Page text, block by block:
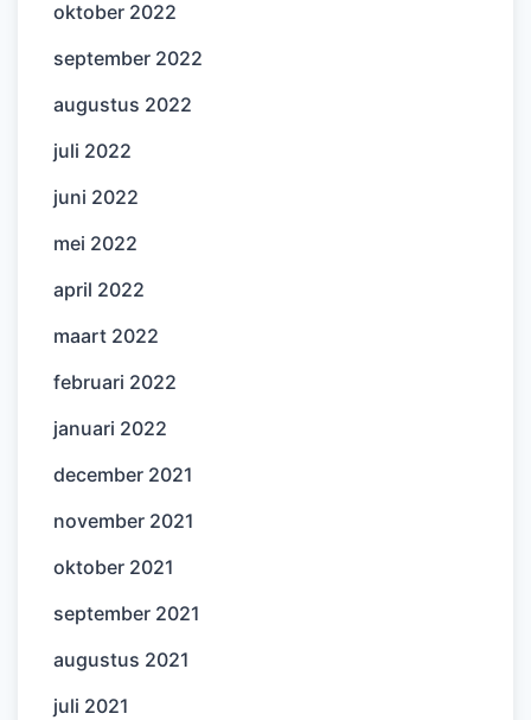
oktober 2022
september 2022
augustus 2022
juli 2022
juni 2022
mei 2022
april 2022
maart 2022
februari 2022
januari 2022
december 2021
november 2021
oktober 2021
september 2021
augustus 2021
juli 2021